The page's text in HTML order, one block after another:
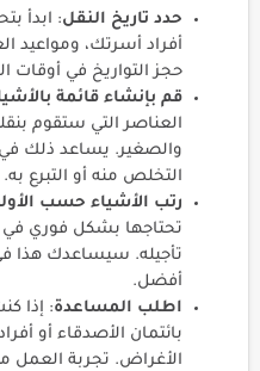
حدد تاريخ النقل: ابدأ
أفراد أسرتك، ومواعيد
حجز التواريخ في أوقات
قم بإنشاء قائمة
العناصر التي ستقوم
والصغير. يساعد ذلك
التخلص منه أو التبرع به.
رتب الأشياء حسب
تحتاجها بشكل فوري في
تأجيله. سيساعدك هذا
أفضل.
اطلب المساعدة: إذا
بائتمان الأصدقاء أو
الأغراض. تجربة العمل